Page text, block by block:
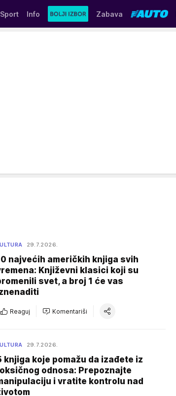
Sport Info Zabava
29.7.2026.
najvećih američkih knjiga svih
Književni klasici koji su
svet, a broj 1 će vas
Reaguj Komentariši
29.7.2026.
knjiga koje pomažu da izađete iz
odnosa: Prepoznajte
i vratite kontrolu nad